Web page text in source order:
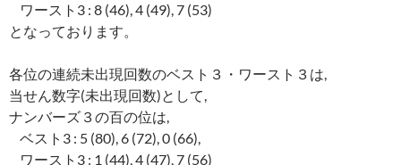
ワースト3 : 8 (46), 4 (49), 7 (53)
となっております。
各位の連続未出現回数のベスト３・ワースト３は,
当せん数字(未出現回数)として,
ナンバーズ３の百の位は,
ベスト3 : 5 (80), 6 (72), 0 (66),
ワースト3 : 1 (44), 4 (47), 7 (56)